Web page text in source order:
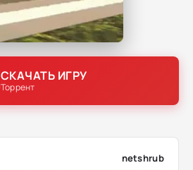
СКАЧАТЬ ИГРУ
Торрент
netshrub